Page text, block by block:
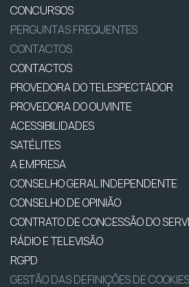
CONCURSOS
PERGUNTAS FREQUENTES
CONTACTOS
CONTACTOS
PROVEDORA DO TELESPECTADOR
PROVEDORA DO OUVINTE
ACESSIBILIDADES
SATÉLITES
A EMPRESA
CONSELHO GERAL INDEPENDENTE
CONSELHO DE OPINIÃO
CONTRATO DE CONCESSÃO DO
RÁDIO E TELEVISÃO
RGPD
GESTÃO DAS DEFINIÇÕES DE COOKIES